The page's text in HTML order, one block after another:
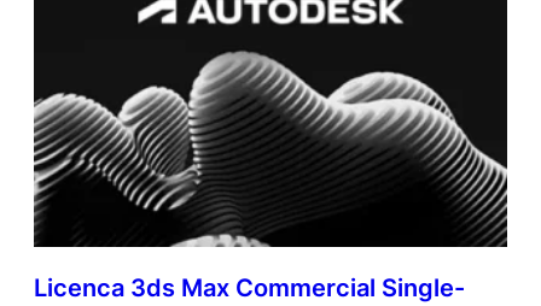
Licenca 3ds Max Commercial Single-